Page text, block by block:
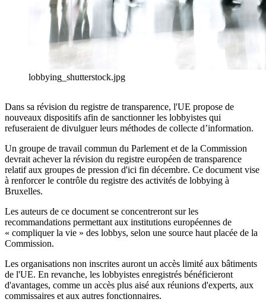
lobbying_shutterstock.jpg
Dans sa révision du registre de transparence, l'UE propose de
nouveaux dispositifs afin de sanctionner les lobbyistes qui
refuseraient de divulguer leurs méthodes de collecte d’information.
Un groupe de travail commun du Parlement et de la Commission
devrait achever la révision du registre européen de transparence
relatif aux groupes de pression d'ici fin décembre. Ce document vise
à renforcer le contrôle du registre des activités de lobbying à
Bruxelles.
Les auteurs de ce document se concentreront sur les
recommandations permettant aux institutions européennes de
« compliquer la vie » des lobbys, selon une source haut placée de la
Commission.
Les organisations non inscrites auront un accès limité aux bâtiments
de l'UE. En revanche, les lobbyistes enregistrés bénéficieront
d'avantages, comme un accès plus aisé aux réunions d'experts, aux
commissaires et aux autres fonctionnaires.